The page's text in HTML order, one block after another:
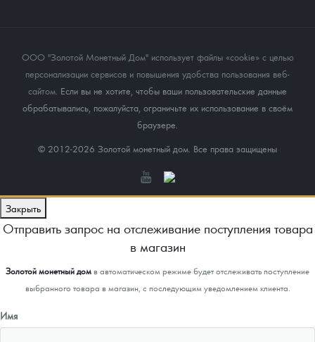
ООО "Золотой Монетный Дом" использует файлы «cookie» с целью
персонализации сервисов и повышения удобства пользования веб-
сайтом . Если вы не хотите, чтобы ваши пользовательские данные
обрабатывались, пожалуйста, ограничьте их использование в своём
браузере.
© 2012-2026 Золотой монетный дом. Все права защищены
Закрыть
Отправить запрос на отслеживание поступления товара
в магазин
Золотой монетный домв автоматическом режиме будет отслеживать поступление
выбранного товара в магазин, с последующим уведомлением клиента.
Имя